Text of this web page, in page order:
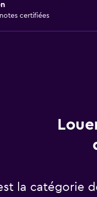
certifiées
la catégorie